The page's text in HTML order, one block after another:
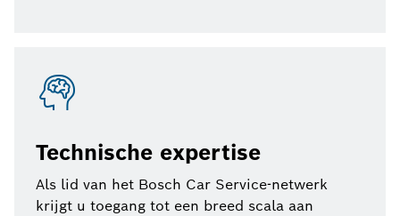
Technische expertise
Als lid van het Bosch Car Service-netwerk
krijgt u toegang tot een breed scala aan